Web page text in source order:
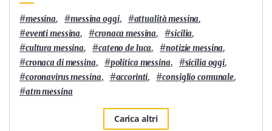
#messina, #messina oggi, #attualità messina,
#eventi messina, #cronaca messina, #sicilia,
#cultura messina, #cateno de luca, #notizie messina,
#cronaca di messina, #politica messina, #sicilia oggi,
#coronavirus messina, #accorinti, #consiglio comunale,
#atm messina
Carica altri